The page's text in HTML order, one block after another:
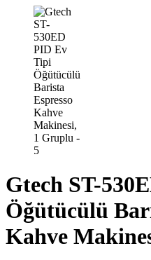
Gtech ST-
Öğütücülü
Kahve